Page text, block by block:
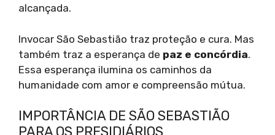
alcançada.
Invocar São Sebastião traz proteção e cura. Mas
também traz a esperança de paz e concórdia.
Essa esperança ilumina os caminhos da
humanidade com amor e compreensão mútua.
IMPORTÂNCIA DE SÃO SEBASTIÃO